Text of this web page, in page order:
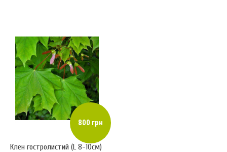
800 грн
Клен гостролистий (L 8-10см)